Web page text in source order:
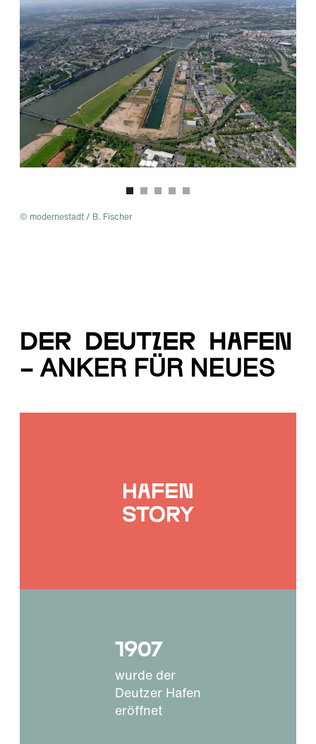
© modernestadt / B. Fischer
DER Deutzer Hafen
– ANKER FÜR NEUES
Hafen
story
1907
wurde der
Deutzer Hafen
eröffnet